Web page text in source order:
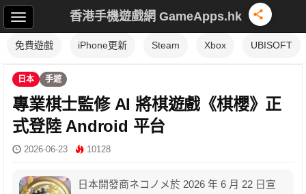
香港手機遊戲網 GameApps.hk
免費遊戲 iPhone更新 Steam Xbox UBISOFT
日本 手遊
專業棋士監修 AI 將棋遊戲《棋櫻》正
式登陸 Android 平台
2026-06-23 10128
日本開發商ネコノメ於 2026 年 6 月 22 日宣